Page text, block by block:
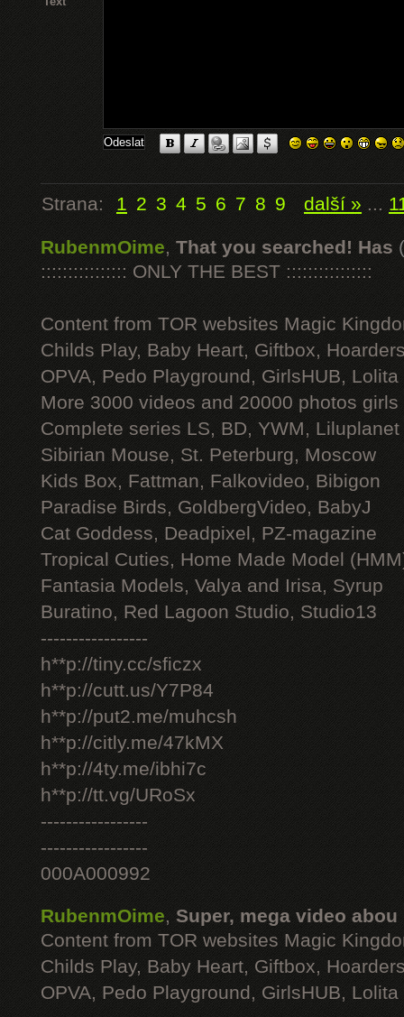
Strana: 1 2 3 4 5 6 7 8 9 další » ...
RubenmOime, That you searched! Has
:::::::::::::::: ONLY THE BEST ::::::::::::::::
Content from TOR websites Magic
Childs Play, Baby Heart, Giftbox,
OPVA, Pedo Playground, GirlsHUB, Lolita
More 3000 videos and 20000 photos
Complete series LS, BD, YWM, Liluplanet
Sibirian Mouse, St. Peterburg, Moscow
Kids Box, Fattman, Falkovideo, Bibigon
Paradise Birds, GoldbergVideo, BabyJ
Cat Goddess, Deadpixel, PZ-magazine
Tropical Cuties, Home Made Model
Fantasia Models, Valya and Irisa, Syrup
Buratino, Red Lagoon Studio, Studio13
-----------------
h**p://tiny.cc/sficzx
h**p://cutt.us/Y7P84
h**p://put2.me/muhcsh
h**p://citly.me/47kMX
h**p://4ty.me/ibhi7c
h**p://tt.vg/URoSx
-----------------
-----------------
000A000992
RubenmOime, Super, mega video abou
Content from TOR websites Magic
Childs Play, Baby Heart, Giftbox,
OPVA, Pedo Playground, GirlsHUB, Lolita